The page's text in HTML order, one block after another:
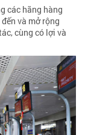
các hãng hàng
và mở rộng
cùng có lợi và